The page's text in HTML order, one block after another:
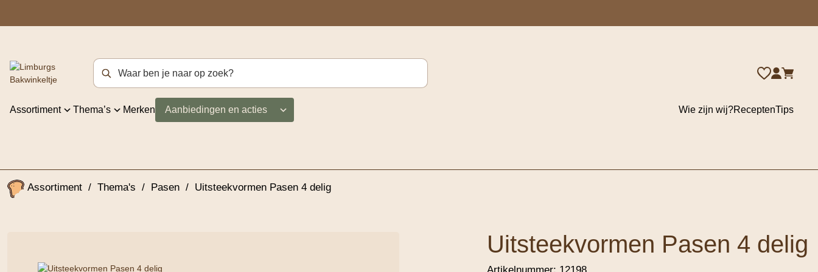
Zoekterm
Assortiment Thema’s Merken Aanbiedingen en acties Wie zijn wij?ReceptenTips
Assortiment / Thema's / Pasen / Uitsteekvormen Pasen 4 delig
Uitsteekvormen Pasen 4 delig